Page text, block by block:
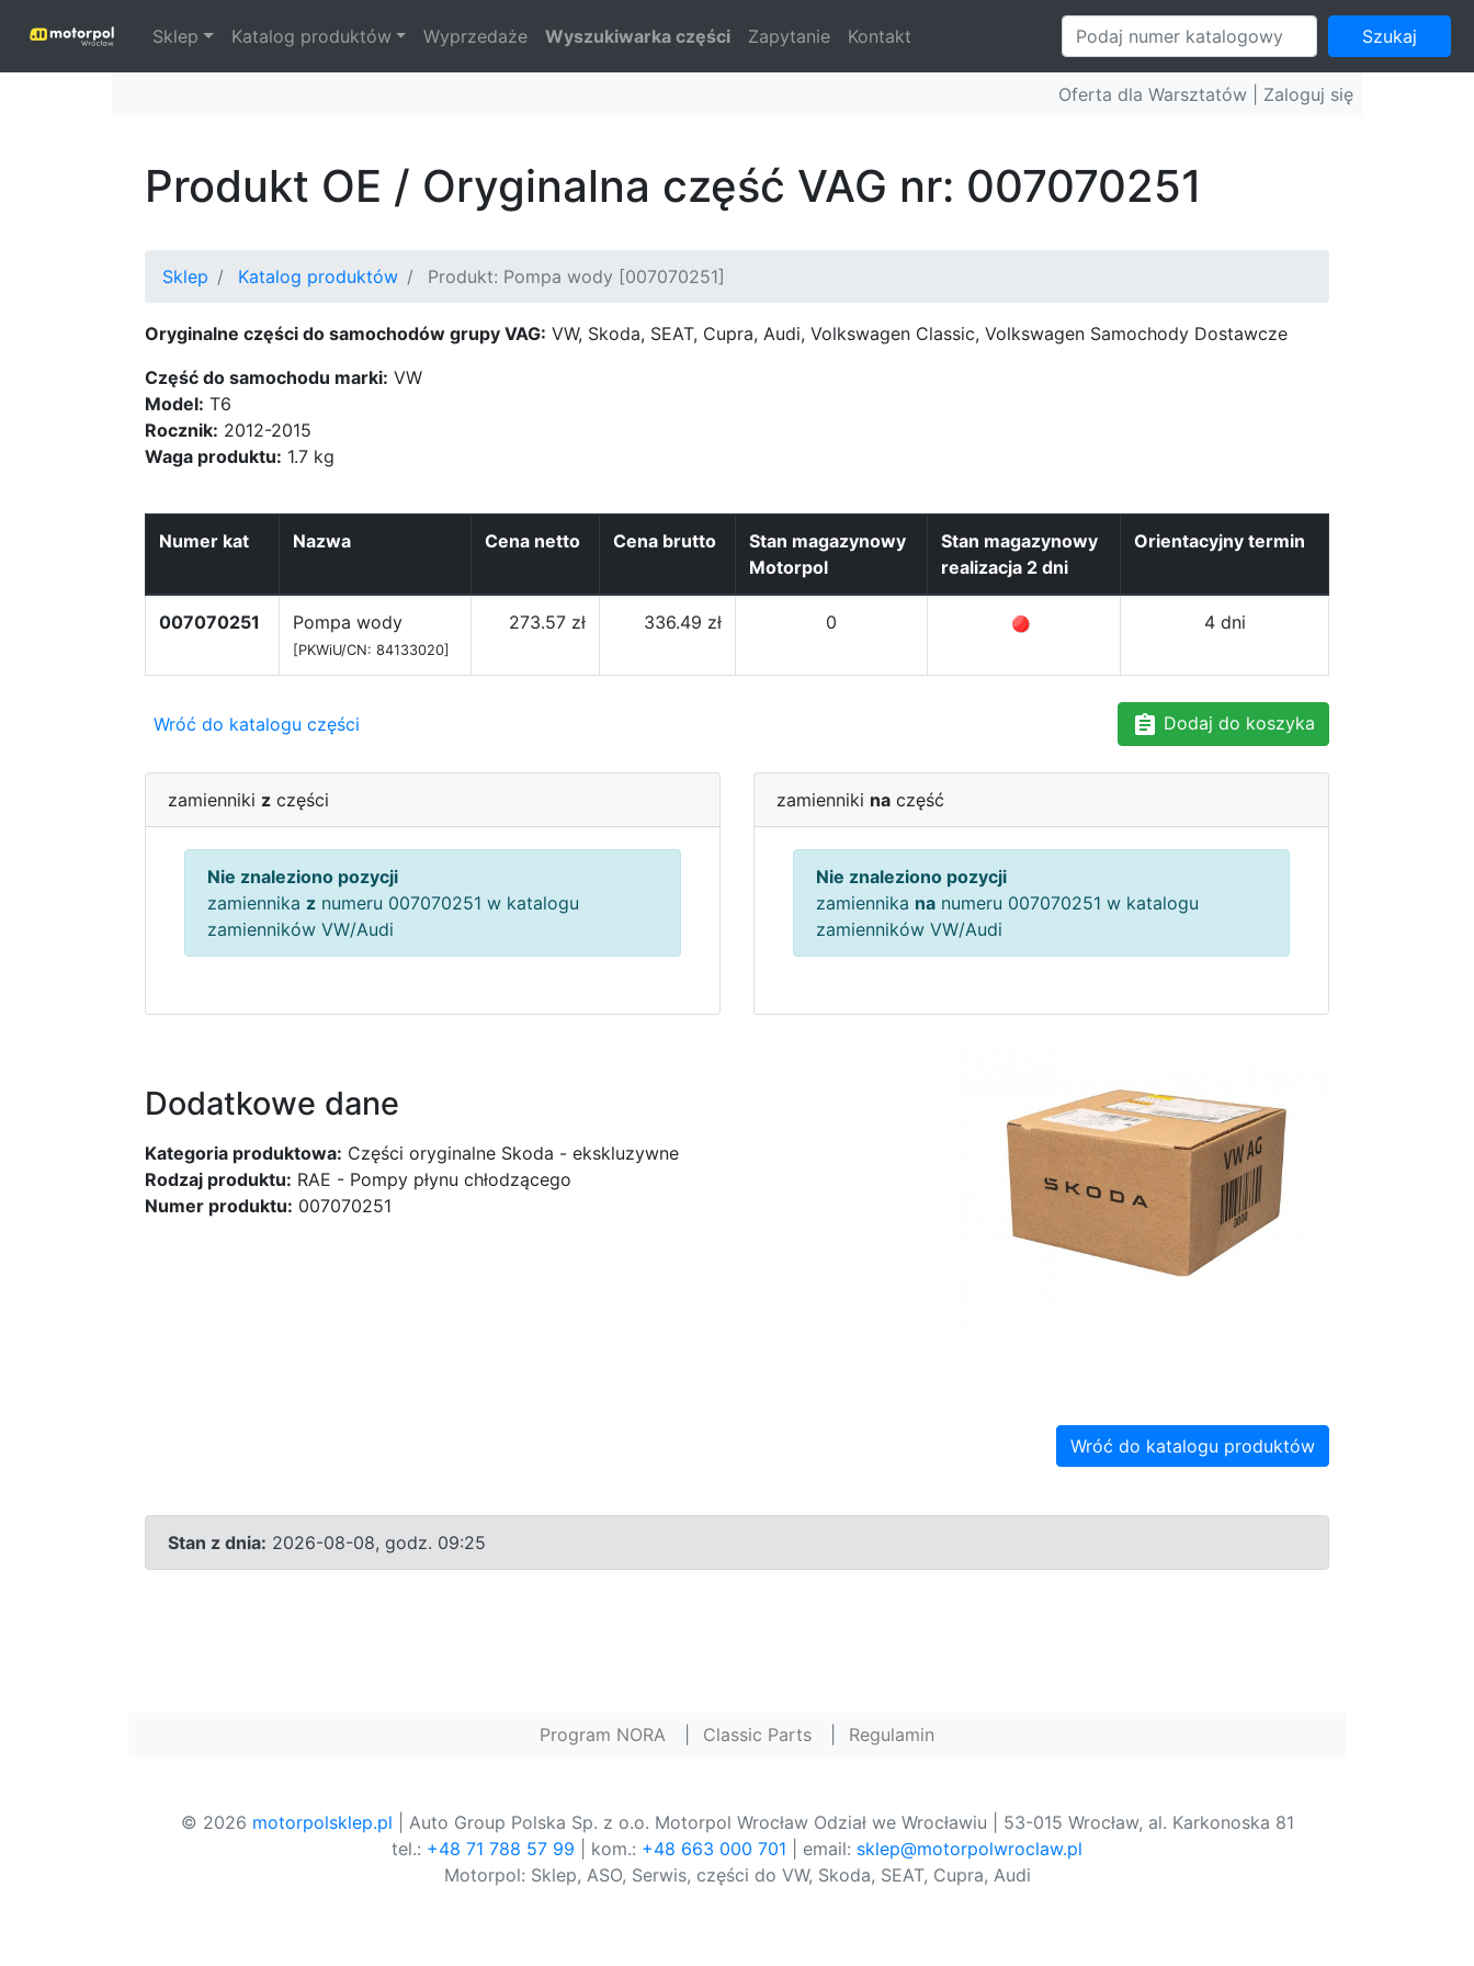
Sklep Katalog produktów Wyprzedaże Wyszukiwarka części Zapytanie Kontakt Szukaj
Oferta dla Warsztatów | Zaloguj się
Produkt OE / Oryginalna część VAG nr: 007070251
Sklep Katalog produktów Produkt: Pompa wody [007070251]
Oryginalne części do samochodów grupy VAG: VW, Skoda, SEAT, Cupra, Audi, Volkswagen Classic, Volkswagen Samochody Dostawcze
Część do samochodu marki: VW
Model: T6
Rocznik: 2012-2015
Waga produktu: 1.7 kg
Numer kat Nazwa Cena netto Cena brutto
Stan magazynowy
Motorpol
Stan magazynowy
realizacja 2 dni
Orientacyjny termin
007070251 Pompa wody
[PKWiU/CN: 84133020]
273.57 zł 336.49 zł 0 4 dni
Wróć do katalogu części Dodaj do koszyka
zamienniki z części
Nie znaleziono pozycji
zamiennika z numeru 007070251 w katalogu
zamienników VW/Audi
zamienniki na część
Nie znaleziono pozycji
zamiennika na numeru 007070251 w katalogu
zamienników VW/Audi
Dodatkowe dane
Kategoria produktowa: Części oryginalne Skoda - ekskluzywne
Rodzaj produktu: RAE - Pompy płynu chłodzącego
Numer produktu: 007070251
Wróć do katalogu produktów
Stan z dnia: 2026-08-08, godz. 09:25
Program NORA Classic Parts Regulamin
© 2026 motorpolsklep.pl | Auto Group Polska Sp. z o.o. Motorpol Wrocław Odział we Wrocławiu | 53-015 Wrocław, al. Karkonoska 81
tel.: +48 71 788 57 99 | kom.: +48 663 000 701 | email: sklep@motorpolwroclaw.pl
Motorpol: Sklep, ASO, Serwis, części do VW, Skoda, SEAT, Cupra, Audi